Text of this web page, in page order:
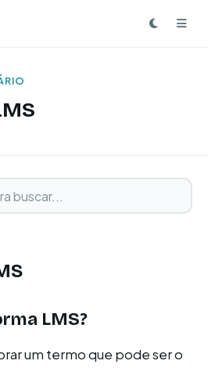
LMS?
um termo que pode ser o